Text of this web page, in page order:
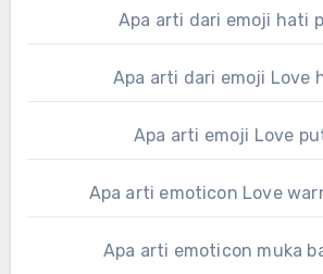
Apa arti dari emoji hati
Apa arti dari emoji Love
Apa arti emoji Love
Apa arti emoticon Love
Apa arti emoticon muka